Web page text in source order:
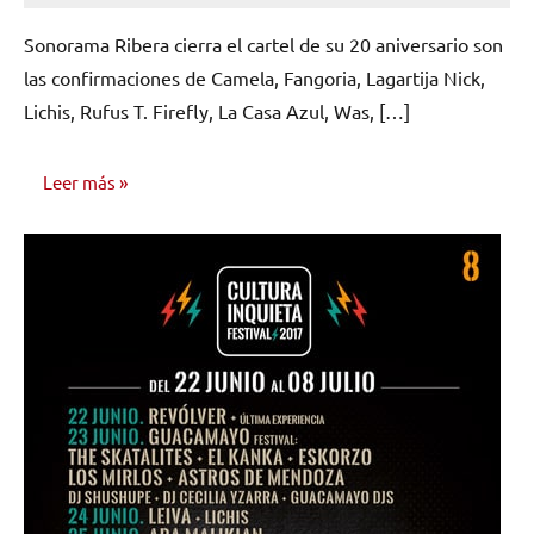
comentarios
Sonorama Ribera cierra el cartel de su 20 aniversario son
las confirmaciones de Camela, Fangoria, Lagartija Nick,
Lichis, Rufus T. Firefly, La Casa Azul, Was, […]
Leer más